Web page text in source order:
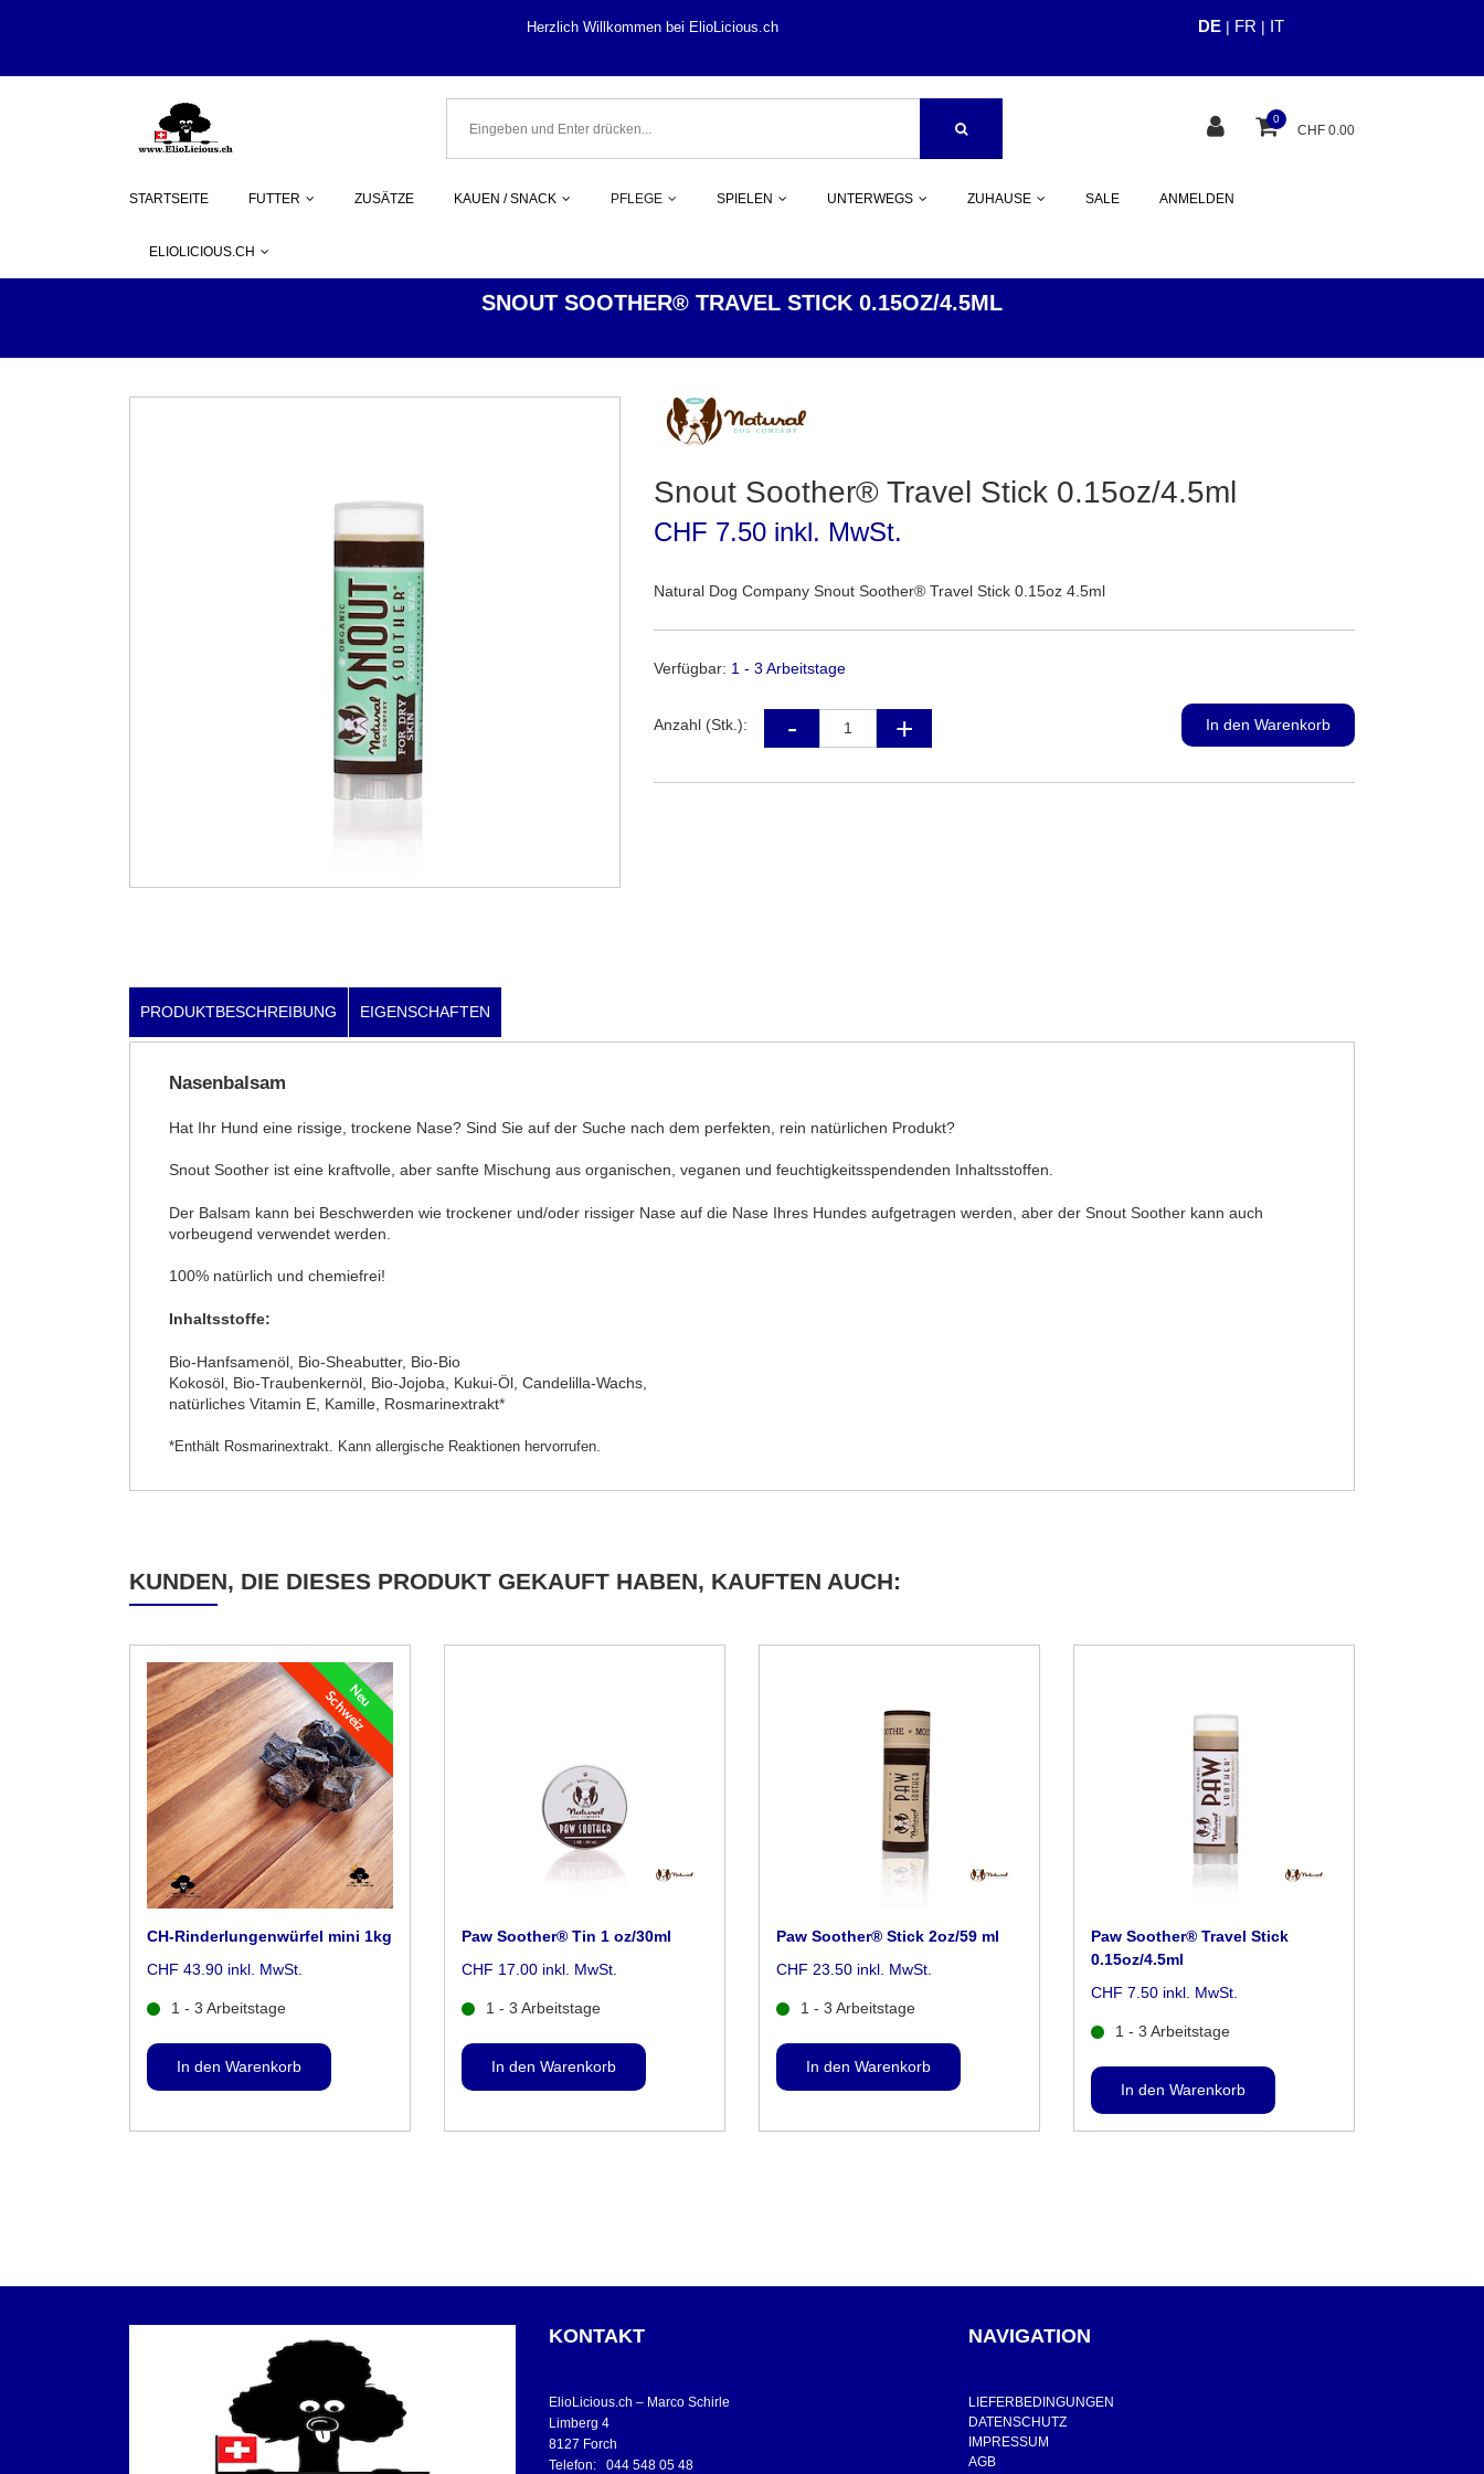
Herzlich Willkommen bei ElioLicious.ch DE | FR | IT
0
CHF 0.00
STARTSEITE FUTTER ZUSÄTZE KAUEN / SNACK PFLEGE SPIELEN UNTERWEGS ZUHAUSE SALE ANMELDEN
ELIOLICIOUS.CH
SNOUT SOOTHER® TRAVEL STICK 0.15OZ/4.5ML
Snout Soother® Travel Stick 0.15oz/4.5ml
CHF 7.50 inkl. MwSt.
Natural Dog Company Snout Soother® Travel Stick 0.15oz 4.5ml
Verfügbar: 1 - 3 Arbeitstage
Anzahl (Stk.):
PRODUKTBESCHREIBUNG EIGENSCHAFTEN
Nasenbalsam
Hat Ihr Hund eine rissige, trockene Nase? Sind Sie auf der Suche nach dem perfekten, rein natürlichen Produkt?
Snout Soother ist eine kraftvolle, aber sanfte Mischung aus organischen, veganen und feuchtigkeitsspendenden Inhaltsstoffen.
Der Balsam kann bei Beschwerden wie trockener und/oder rissiger Nase auf die Nase Ihres Hundes aufgetragen werden, aber der Snout Soother kann auch
vorbeugend verwendet werden.
100% natürlich und chemiefrei!
Inhaltsstoffe:
Bio-Hanfsamenöl, Bio-Sheabutter, Bio-Bio
Kokosöl, Bio-Traubenkernöl, Bio-Jojoba, Kukui-Öl, Candelilla-Wachs,
natürliches Vitamin E, Kamille, Rosmarinextrakt*
*Enthält Rosmarinextrakt. Kann allergische Reaktionen hervorrufen
KUNDEN, DIE DIESES PRODUKT GEKAUFT HABEN, KAUFTEN AUCH:
Neu
Schweiz
CH-Rinderlungenwürfel mini 1kg
CHF 43.90 inkl. MwSt.
1 - 3 Arbeitstage
Paw Soother® Tin 1 oz/30ml
CHF 17.00 inkl. MwSt.
1 - 3 Arbeitstage
Paw Soother® Stick 2oz/59 ml
CHF 23.50 inkl. MwSt.
1 - 3 Arbeitstage
Paw Soother® Travel Stick
0.15oz/4.5ml
CHF 7.50 inkl. MwSt.
1 - 3 Arbeitstage
KONTAKT
ElioLicious.ch – Marco Schirle
Limberg 4
8127 Forch
Telefon: 044 548 05 48
NAVIGATION
LIEFERBEDINGUNGEN
DATENSCHUTZ
IMPRESSUM
AGB